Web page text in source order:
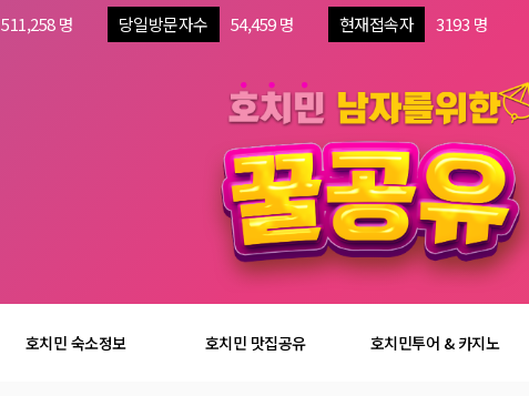
511,258 명 당일방문자수 54,459 명 현재접속자 3193 명
호치민 숙소정보 호치민 맛집공유 호치민투어 & 카지노